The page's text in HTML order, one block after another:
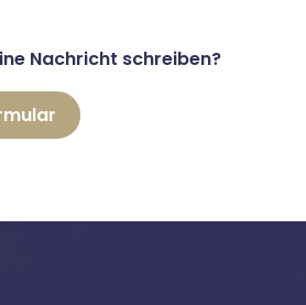
Nachricht schreiben?